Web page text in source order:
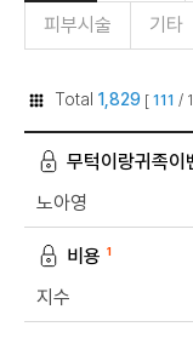
피부시술 기타
Total 1,829 [ 111 /
무턱이랑귀족이
노아영
비용 1
지수